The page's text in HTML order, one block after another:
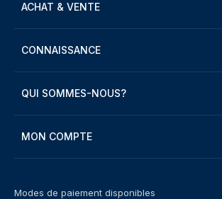
ACHAT & VENTE
CONNAISSANCE
QUI SOMMES-NOUS?
MON COMPTE
Modes de paiement disponibles